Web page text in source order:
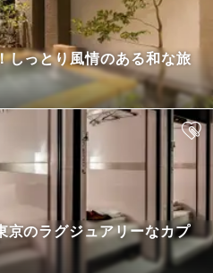
っとり風情のある和な旅
のラグジュアリーなカプ